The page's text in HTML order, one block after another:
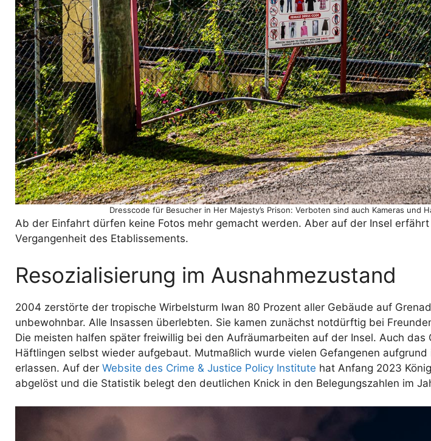
Dresscode für Besucher in Her Majesty’s Prison: Verboten sind auch Kameras und
Ab der Einfahrt dürfen keine Fotos mehr gemacht werden. Aber auf der Insel
Vergangenheit des Etablissements.
Resozialisierung im Ausnahmezustand
2004 zerstörte der tropische Wirbelsturm Iwan 80 Prozent aller Gebäude auf
unbewohnbar. Alle Insassen überlebten. Sie kamen zunächst notdürftig bei
Die meisten halfen später freiwillig bei den Aufräumarbeiten auf der Insel. Auch
Häftlingen selbst wieder aufgebaut. Mutmaßlich wurde vielen Gefangenen
erlassen. Auf der Website des Crime & Justice Policy Institute hat Anfang 2023
abgelöst und die Statistik belegt den deutlichen Knick in den Belegungszahlen im